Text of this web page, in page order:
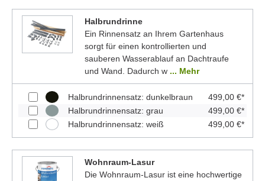
Halbrundrinne
Ein Rinnensatz an Ihrem Gartenhaus
sorgt für einen kontrollierten und
sauberen Wasserablauf an Dachtraufe
und Wand. Dadurch w ... Mehr
Halbrundrinnensatz: dunkelbraun
499,00 €*
Halbrundrinnensatz: grau
499,00 €*
Halbrundrinnensatz: weiß
499,00 €*
Wohnraum-Lasur
Die Wohnraum-Lasur ist eine hochwertige